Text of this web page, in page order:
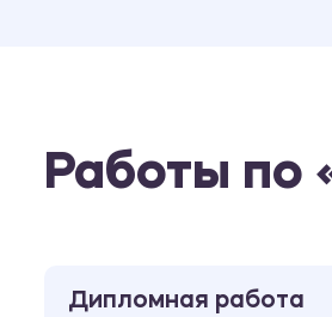
Работы по
Дипломная работа